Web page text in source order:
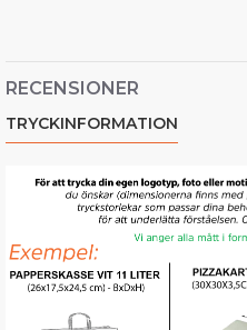
RECENSIONER
TRYCKINFORMATION